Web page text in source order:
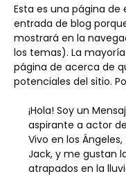
Esta es una página de
entrada de blog
mostrará en la
los temas). La
página de acerca de
potenciales del sitio.
¡Hola! Soy un
aspirante a actor
Vivo en los
Jack, y me gustan
atrapados en la